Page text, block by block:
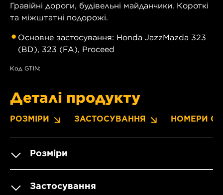
Гравійні дороги, будівельні майданчики. Короткі
та міжштатні подорожі.
Основне застосування: Honda JazzMazda 323
(BD), 323 (FA), Proceed
Код GTIN:
Деталі продукту
РОЗМІРИ ЗАСТОСУВАННЯ НОМЕРИ OE
Розміри
Застосування